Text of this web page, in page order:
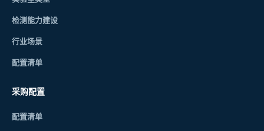
检测能力建设
行业场景
配置清单
采购配置
配置清单